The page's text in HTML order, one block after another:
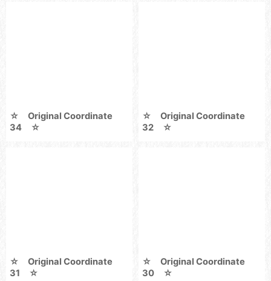
☆ Original Coordinate
34 ☆
☆ Original Coordinate
32 ☆
☆ Original Coordinate
31 ☆
☆ Original Coordinate
30 ☆